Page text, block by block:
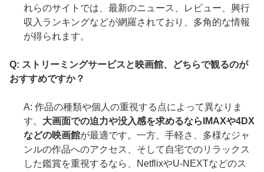
れらのサイトでは、最新のニュース、レビュー、興行
収入ランキングなどが網羅されており、多角的な情報
が得られます。
Q: ストリーミングサービスと映画館、どちらで観るのが
おすすめですか？
A: 作品の種類や個人の重視する点によって異なりま
す。 大画面での迫力や没入感を求めるならIMAXや4DX
などの映画館が最適です。一方、手軽さ、多様なジャ
ンルの作品へのアクセス、そして自宅でのリラックス
した鑑賞を重視するなら、NetflixやU-NEXTなどのス